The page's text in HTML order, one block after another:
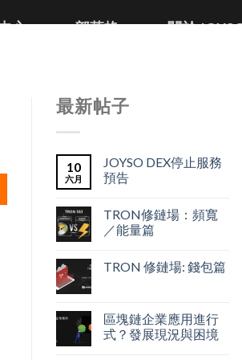
心 部落格 關於
最新帖子
10
六月
JOYSO DEX停止服務
預告
TRON修鏈場：頻寬
／能量篇
TRON 修鏈場: 錢包篇
區塊鏈企業應用進行
式？發展現況與困境